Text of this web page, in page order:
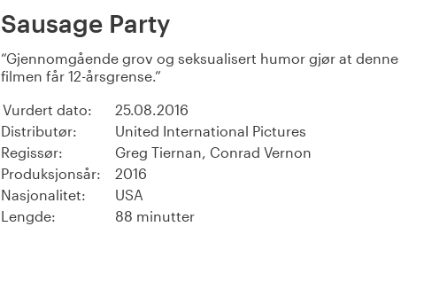
Sausage Party
Gjennomgående grov og seksualisert humor gjør at denne
filmen får 12-årsgrense.
Vurdert dato:
25.08.2016
Distributør:
United International Pictures
Regissør:
Greg Tiernan, Conrad Vernon
Produksjonsår:
2016
Nasjonalitet:
USA
Lengde:
88 minutter